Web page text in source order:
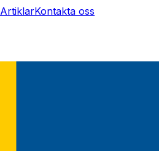
ArtiklarKontakta oss